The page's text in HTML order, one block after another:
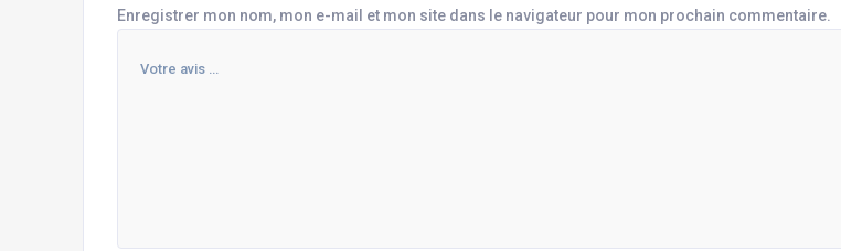
Enregistrer mon nom, mon e-mail et mon site dans le navigateur pour mon prochain commentaire.